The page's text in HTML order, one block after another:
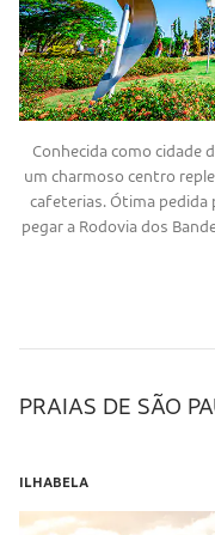
Conhecida como cidade
um charmoso centro
cafeterias. Ótima pedida
pegar a Rodovia dos
PRAIAS DE SÃO
ILHABELA